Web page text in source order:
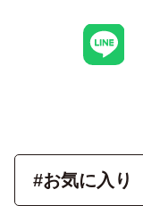
#お気に入り